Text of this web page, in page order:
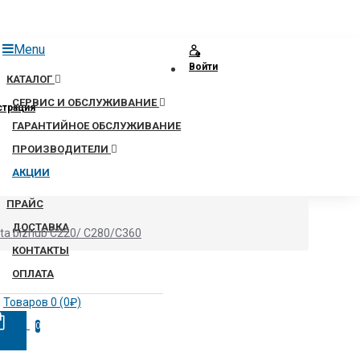
Menu
КАТАЛОГ
СЕРВИС И ОБСЛУЖИВАНИЕ
ГАРАНТИЙНОЕ ОБСЛУЖИВАНИЕ
ПРОИЗВОДИТЕЛИ
АКЦИИ
ПРАЙС
ДОСТАВКА
КОНТАКТЫ
ОПЛАТА
Товаров 0 (0₽)
0
Войти
bizhub C220/ C280/C360